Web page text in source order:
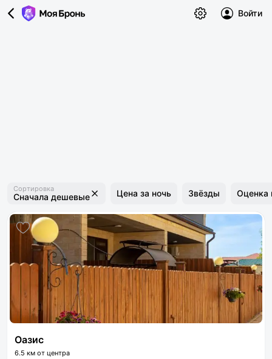
Войти
Сортировка
Сначала дешевые Цена за ночь Звёзды Оценка
Оазис
6.5 км от центра